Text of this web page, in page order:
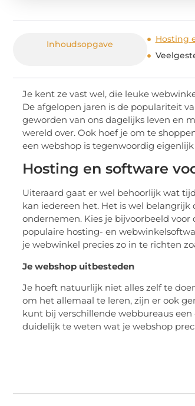
Inhoudsopgave
Hosting
Je kent ze vast wel, die leuke
De afgelopen jaren is de populariteit
geworden van ons dagelijks leven en
wereld over. Ook hoef je om te
een webshop is tegenwoordig
Hosting en software
Uiteraard gaat er wel behoorlijk wat
kan iedereen het. Het is wel
ondernemen. Kies je bijvoorbeeld voor
populaire hosting- en
je webwinkel precies zo in te richten
Je webshop uitbesteden
Je hoeft natuurlijk niet alles zelf te
om het allemaal te leren, zijn er ook
kunt bij verschillende webbureaus
duidelijk te weten wat je webshop